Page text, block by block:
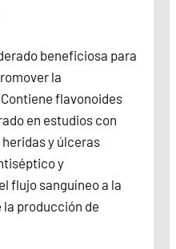
beneficiosa para
la
flavonoides
en estudios con
y úlceras
y
flujo sanguíneo a la
producción de